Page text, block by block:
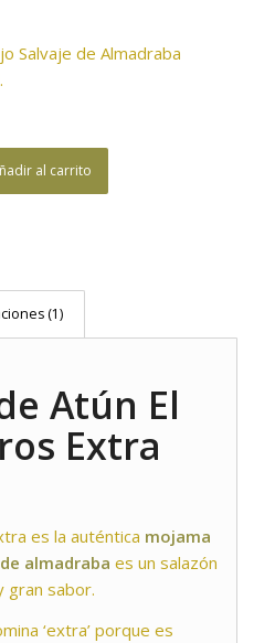
Salvaje de Almadraba
al carrito
(1)
Atún El
Extra
es la auténtica mojama
almadraba es un salazón
gran sabor.
‘extra’ porque es